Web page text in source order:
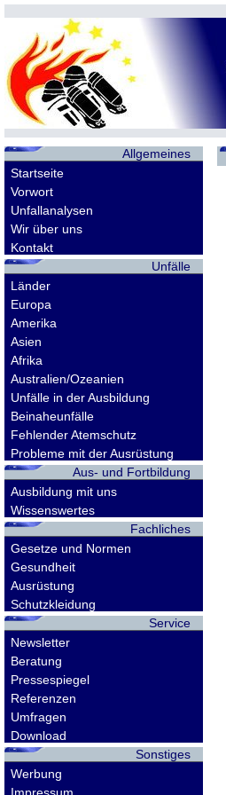
Allgemeines
Startseite
Vorwort
Unfallanalysen
Wir über uns
Kontakt
Unfälle
Länder
Europa
Amerika
Asien
Afrika
Australien/Ozeanien
Unfälle in der Ausbildung
Beinaheunfälle
Fehlender Atemschutz
Probleme mit der Ausrüstung
Aus- und Fortbildung
Ausbildung mit uns
Wissenswertes
Fachliches
Gesetze und Normen
Gesundheit
Ausrüstung
Schutzkleidung
Service
Newsletter
Beratung
Pressespiegel
Referenzen
Umfragen
Download
Sonstiges
Werbung